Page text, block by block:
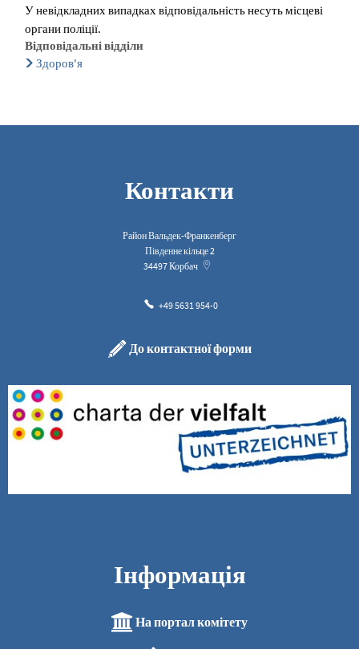
У невідкладних випадках відповідальність несуть місцеві
органи поліції.
Відповідальні відділи
Здоров'я
Контакти
Район Вальдек-Франкенберг
Південне кільце 2
34497Корбач
+49 5631 954-0
До контактної форми
Інформація
На портал комітету